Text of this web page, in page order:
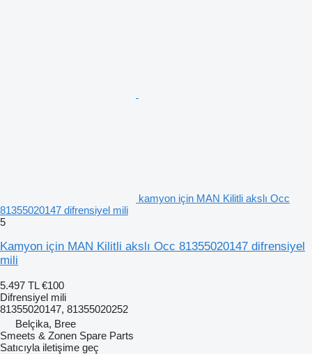
kamyon için MAN Kilitli akslı Occ
81355020147 difrensiyel mili
5
Kamyon için MAN Kilitli akslı Occ 81355020147 difrensiyel
mili
5.497 TL €100
Difrensiyel mili
81355020147, 81355020252
Belçika, Bree
Smeets & Zonen Spare Parts
Satıcıyla iletişime geç